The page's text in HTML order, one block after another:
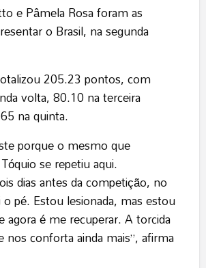
e Pâmela Rosa foram as
o Brasil, na segunda
205.23 pontos, com
volta, 80.10 na terceira
na quinta.
porque o mesmo que
se repetiu aqui.
dias antes da competição, no
pé. Estou lesionada, mas estou
agora é me recuperar. A torcida
nos conforta ainda mais”, afirma